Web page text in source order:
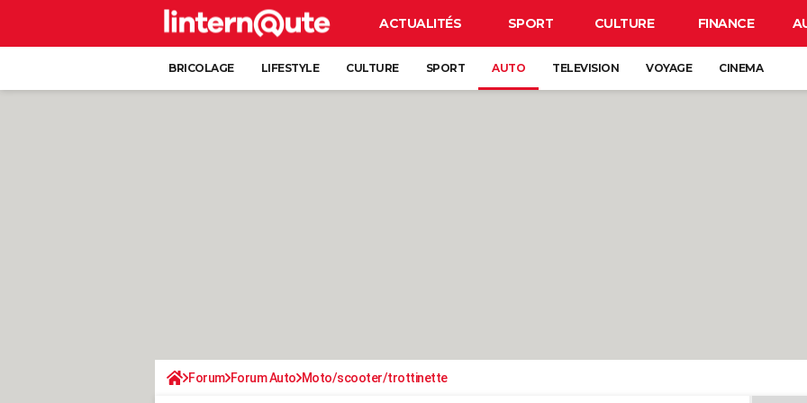
ACTUALITÉS SPORT CULTURE FINANCE
BRICOLAGE LIFESTYLE CULTURE SPORT AUTO TELEVISION VOYAGE CINEMA
Forum Forum Auto Moto/scooter/trottinette